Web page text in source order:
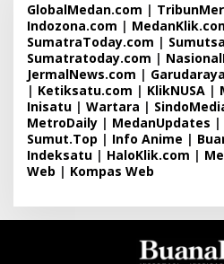
GlobalMedan.com |
Indozona.com |
SumatraToday.com |
Sumatratoday.com |
JermalNews.com |
| Ketiksatu.com | KlikNUSA |
Inisatu | Wartara |
MetroDaily | MedanUpdates |
Sumut.Top | Info Anime |
Indeksatu | HaloKlik.com |
Web | Kompas Web